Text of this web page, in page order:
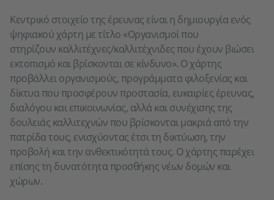
Κεντρικό στοιχείο της έρευνας είναι η δημιουργία ενός
ψηφιακού χάρτη με τίτλο «Οργανισμοί που
στηρίζουν καλλιτέχνες/καλλιτέχνιδες που έχουν βιώσει
εκτοπισμό και βρίσκονται σε κίνδυνο». Ο χάρτης
προβάλλει οργανισμούς, προγράμματα φιλοξενίας και
δίκτυα που προσφέρουν προστασία, ευκαιρίες έρευνας,
διαλόγου και επικοινωνίας, αλλά και συνέχισης της
δουλειάς καλλιτεχνών που βρίσκονται μακριά από την
πατρίδα τους, ενισχύοντας έτσι τη δικτύωση, την
προβολή και την ανθεκτικότητά τους. Ο χάρτης παρέχει
επίσης τη δυνατότηταπροσθήκης νέων δομών και
χώρων.